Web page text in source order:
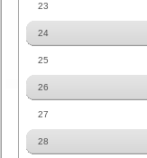
23
24
25
26
27
28